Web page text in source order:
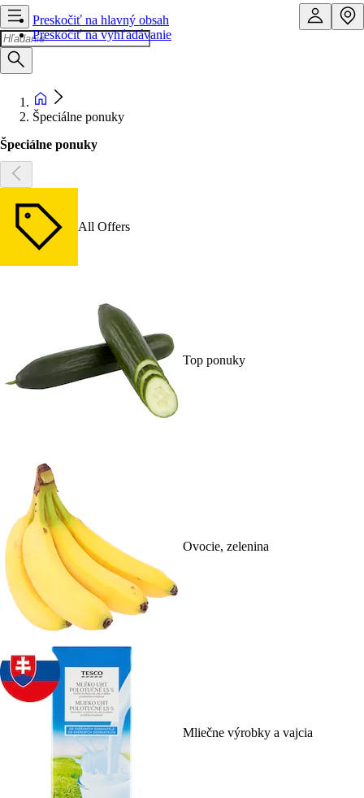
Preskočiť na hlavný obsah
Preskočiť na vyhľadávanie
Špeciálne ponuky
Špeciálne ponuky
All Offers
Top ponuky
Ovocie, zelenina
Mliečne výrobky a vajcia